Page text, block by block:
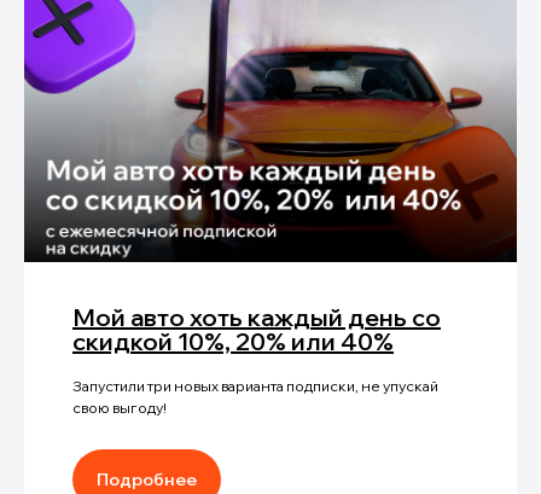
Мой авто хоть каждый день со
скидкой 10%, 20% или 40%
Запустили три новых варианта подписки, не упускай
свою выгоду!
Подробнее